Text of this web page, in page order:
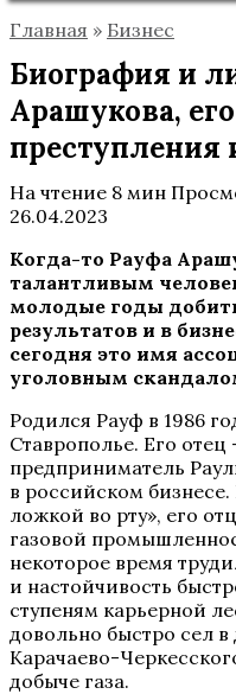
Главная » Бизнес
Биография и
Арашукова,
преступления
На чтение 8 мин
26.04.2023
Когда-то Рауфа
талантливым
молодые годы
результатов и в
сегодня это имя
уголовным
Родился Рауф в 1986
Ставрополье. Его отец
предприниматель
в российском
ложкой во рту», его
газовой
некоторое время
и настойчивость
ступеням карьерной
довольно быстро сел
Карачаево-
добыче газа.